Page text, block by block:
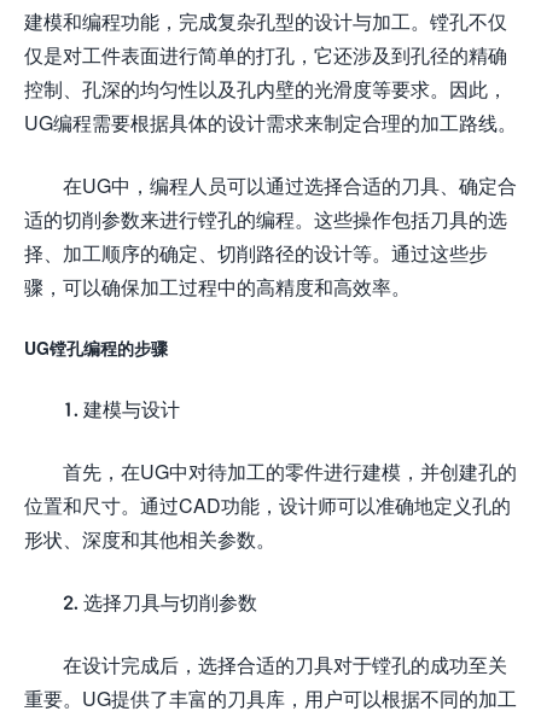
建模和编程功能，完成复杂孔型的设计与加工。镗孔不仅
仅是对工件表面进行简单的打孔，它还涉及到孔径的精确
控制、孔深的均匀性以及孔内壁的光滑度等要求。因此，
UG编程需要根据具体的设计需求来制定合理的加工路线。
在UG中，编程人员可以通过选择合适的刀具、确定合
适的切削参数来进行镗孔的编程。这些操作包括刀具的选
择、加工顺序的确定、切削路径的设计等。通过这些步
骤，可以确保加工过程中的高精度和高效率。
UG镗孔编程的步骤
1. 建模与设计
首先，在UG中对待加工的零件进行建模，并创建孔的
位置和尺寸。通过CAD功能，设计师可以准确地定义孔的
形状、深度和其他相关参数。
2. 选择刀具与切削参数
在设计完成后，选择合适的刀具对于镗孔的成功至关
重要。UG提供了丰富的刀具库，用户可以根据不同的加工